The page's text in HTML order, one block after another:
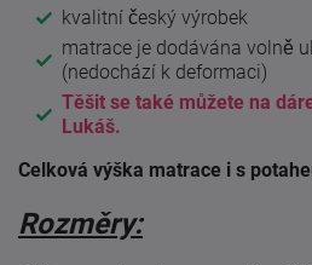
kvalitní český výrobek
matrace je dodávána volně
(nedochází k deformaci)
Těšit se také můžete na
Lukáš.
Celková výška matrace i s
Rozměry: